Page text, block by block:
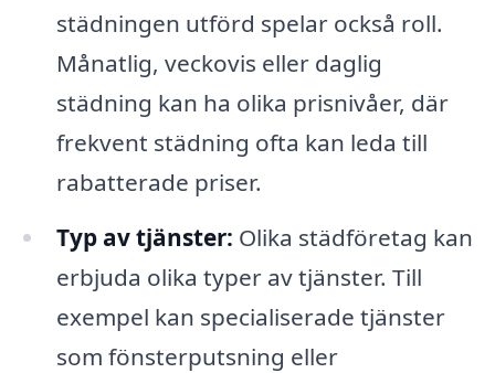
städningen utförd spelar också roll.
Månatlig, veckovis eller daglig
städning kan ha olika prisnivåer, där
frekvent städning ofta kan leda till
rabatterade priser.
Typ av tjänster: Olika städföretag kan
erbjuda olika typer av tjänster. Till
exempel kan specialiserade tjänster
som fönsterputsning eller